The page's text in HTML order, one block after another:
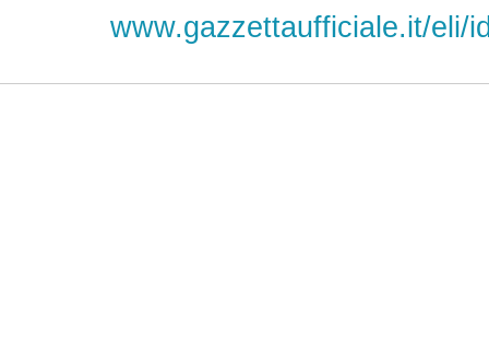
www.gazzettaufficiale.it/eli/